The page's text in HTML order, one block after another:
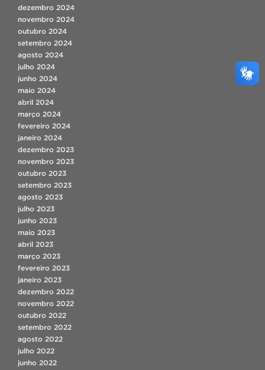
dezembro 2024
novembro 2024
outubro 2024
setembro 2024
agosto 2024
julho 2024
junho 2024
maio 2024
abril 2024
março 2024
fevereiro 2024
janeiro 2024
dezembro 2023
novembro 2023
outubro 2023
setembro 2023
agosto 2023
julho 2023
junho 2023
maio 2023
abril 2023
março 2023
fevereiro 2023
janeiro 2023
dezembro 2022
novembro 2022
outubro 2022
setembro 2022
agosto 2022
julho 2022
junho 2022